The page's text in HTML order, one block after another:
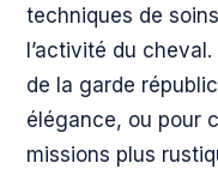
techniques de
l’activité du
de la garde
élégance, ou pour
missions plus